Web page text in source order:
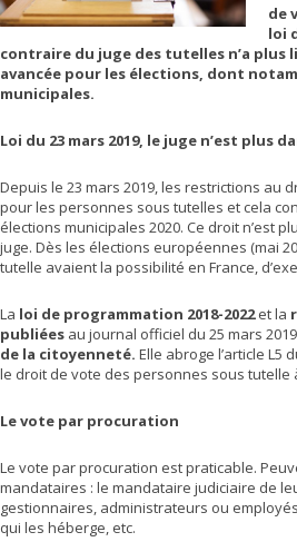
de
loi
contraire du juge des tutelles n’a plus
avancée pour les élections, dont
municipales.
Loi du 23 mars 2019, le juge n’est plus
Depuis le 23 mars 2019, les restrictions au
pour les personnes sous tutelles et cela
élections municipales 2020. Ce droit n’est
juge. Dès les élections européennes (mai
tutelle avaient la possibilité en France,
La loi de programmation 2018-2022et la
publiées au journal officiel du 25 mars
de la citoyenneté. Elle abroge l’article L5
le droit de vote des personnes sous tutelle
Le vote par procuration
Le vote par procuration est praticable.
mandataires : le mandataire judiciaire de
gestionnaires, administrateurs ou
qui les héberge, etc.